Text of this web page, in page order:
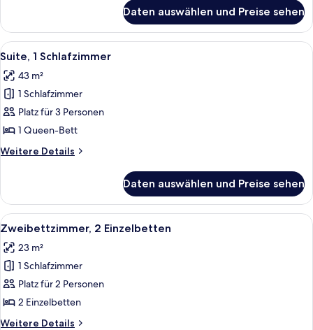
anzeigen
Zimmer,
1 Queen-
Bett
Schlafsofa
Daten auswählen und Preise sehen
Alle
Fotos
für
Suite,
1
Schlafzimmer
anzeigen
Ein modernes Wohnzimmer mit
9
Suite, 1 Schlafzimmer
43 m²
1 Schlafzimmer
Platz für 3 Personen
1 Queen-Bett
Weitere Details
Weitere
1
Schlafzimmer
Daten auswählen und Preise sehen
Alle
Fotos
für
Zweibettzimmer,
2 Einzelbetten
anzeigen
Ein modernes Hotelzimmer mit zwei
6
Zweibettzimmer, 2 Einzelbetten
23 m²
1 Schlafzimmer
Platz für 2 Personen
2 Einzelbetten
Weitere Details
Weitere